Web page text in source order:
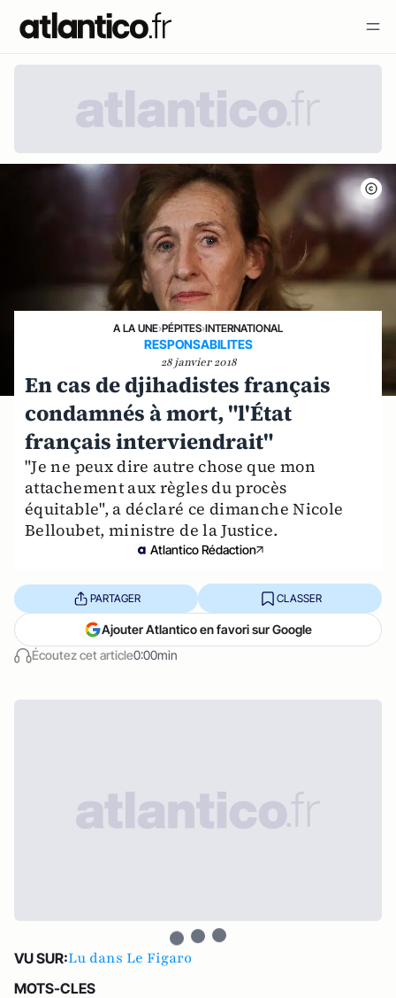
A LA UNE›PÉPITES›INTERNATIONAL
RESPONSABILITES
28 janvier 2018
En cas de djihadistes français
condamnés à mort, "l'État
français interviendrait"
"Je ne peux dire autre chose que mon
attachement aux règles du procès
équitable", a déclaré ce dimanche Nicole
Belloubet, ministre de la Justice.
Atlantico Rédaction
Écoutez cet article0:00min
PARTAGER CLASSER
Ajouter Atlantico en favori sur Google
VU SUR:Lu dans Le Figaro
MOTS-CLES